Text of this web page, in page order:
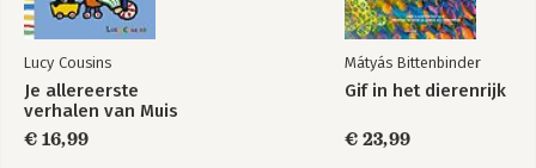
Lucy Cousins
Je allereerste
verhalen van Muis
€ 16,99
Mátyás Bittenbinder
Gif in het dierenrijk
€ 23,99